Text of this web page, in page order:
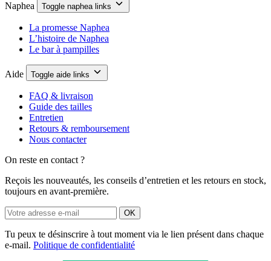
Naphea Toggle naphea links
La promesse Naphea
L’histoire de Naphea
Le bar à pampilles
Aide Toggle aide links
FAQ & livraison
Guide des tailles
Entretien
Retours & remboursement
Nous contacter
On reste en contact ?
Reçois les nouveautés, les conseils d’entretien et les retours en stock,
toujours en avant-première.
OK
Tu peux te désinscrire à tout moment via le lien présent dans chaque
e-mail. Politique de confidentialité